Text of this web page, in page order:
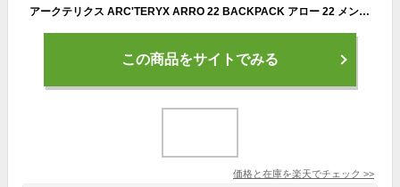
アークテリクス ARC'TERYX ARRO 22 BACKPACK アロー 22 メンズ レディース バックパック 24016
この商品をサイトでみる
価格と在庫を楽天でチェック >>